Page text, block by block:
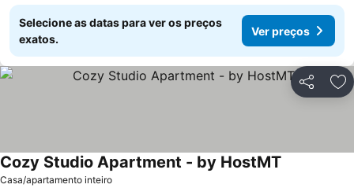
Selecione as datas para ver os preços
exatos.
Ver preços
Partilhar
Casa/apartamento inteiro
Cozy Studio Apartment - by HostMT